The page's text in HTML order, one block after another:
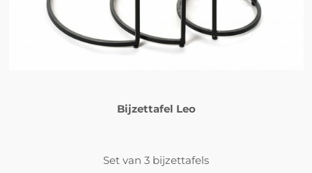
Bijzettafel Leo
Set van 3 bijzettafels